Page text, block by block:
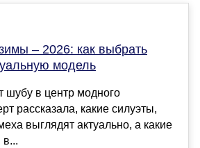
– 2026: как выбрать
модель
шубу в центр модного
рассказала, какие силуэты,
выглядят актуально, а какие
в...